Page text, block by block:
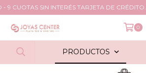
9 CUOTAS SIN INTERÉS TARJETA DE CRÉDITO.
0
PRODUCTOS